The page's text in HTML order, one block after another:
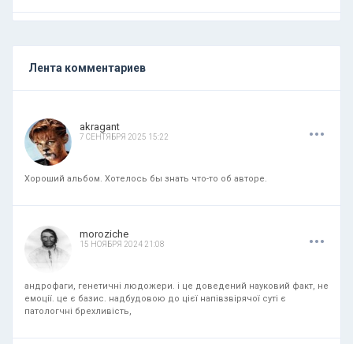
Лента комментариев
akragant
7 СЕНТЯБРЯ 2025 15:22 ...
Хороший альбом. Хотелось бы знать что-то об авторе.
moroziche
15 НОЯБРЯ 2024 21:08 ...
андрофаги, генетичні людожери. і це доведений науковий факт, не
емоції. це є базис. надбудовою до цієї напівзвірячої суті є
патологчні брехливість,